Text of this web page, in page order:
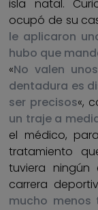
isla natal.
ocupó de su
le aplicaron
hubo que
«No valen
dentadura es
ser precisos«,
un traje a
el médico,
tratamiento
tuviera
carrera
mucho